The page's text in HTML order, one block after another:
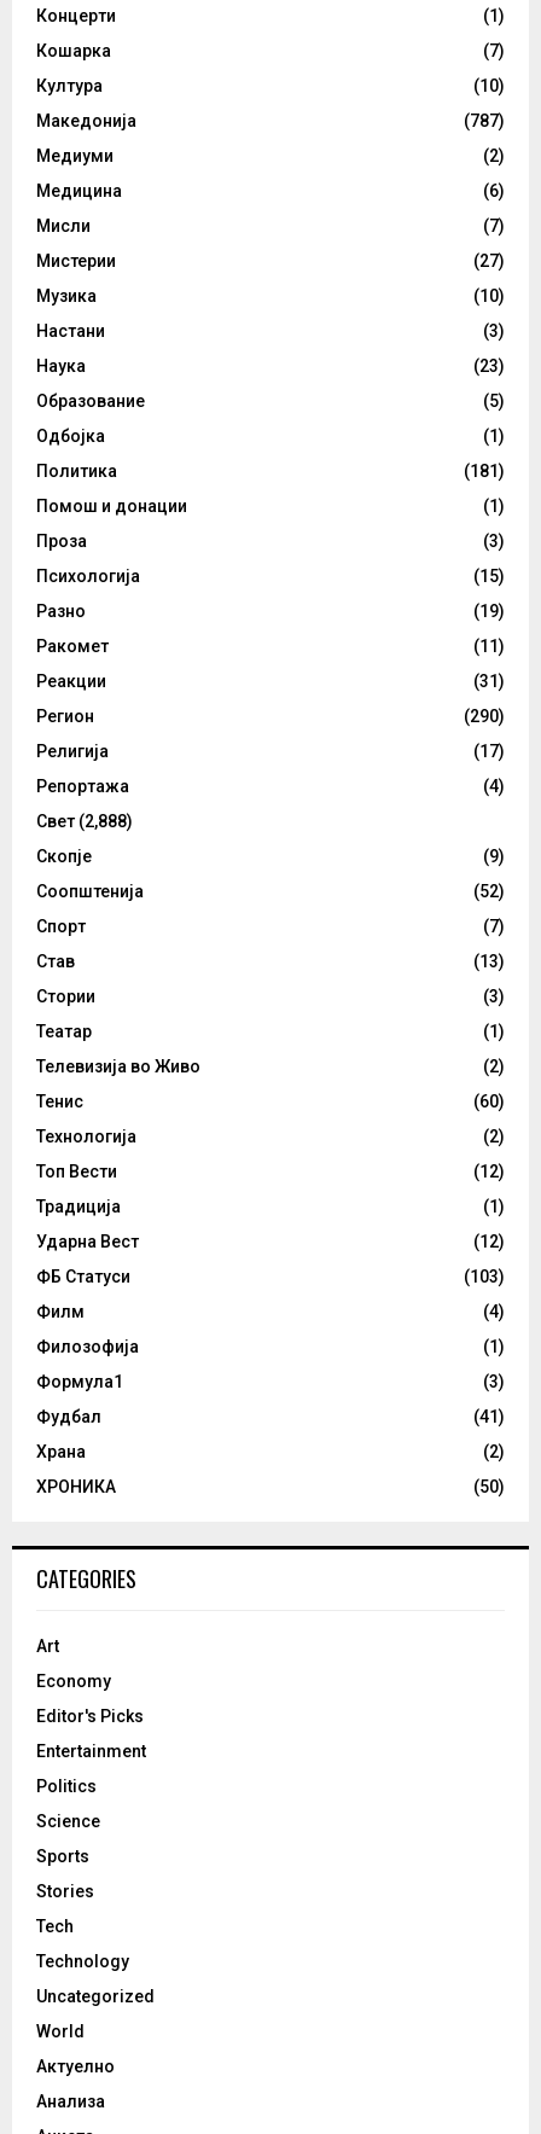
Концерти
(1)
Кошарка
(7)
Култура
(10)
Македонија
(787)
Медиуми
(2)
Медицина
(6)
Мисли
(7)
Мистерии
(27)
Музика
(10)
Настани
(3)
Наука
(23)
Образование
(5)
Одбојка
(1)
Политика
(181)
Помош и донации
(1)
Проза
(3)
Психологија
(15)
Разно
(19)
Ракомет
(11)
Реакции
(31)
Регион
(290)
Религија
(17)
Репортажа
(4)
Свет (2,888)
Скопје
(9)
Соопштенија
(52)
Спорт
(7)
Став
(13)
Стории
(3)
Театар
(1)
Телевизија во Живо
(2)
Тенис
(60)
Технологија
(2)
Топ Вести
(12)
Традиција
(1)
Ударна Вест
(12)
ФБ Статуси
(103)
Филм
(4)
Филозофија
(1)
Формула1
(3)
Фудбал
(41)
Храна
(2)
ХРОНИКА
(50)
CATEGORIES
Art
Economy
Editor's Picks
Entertainment
Politics
Science
Sports
Stories
Tech
Technology
Uncategorized
World
Актуелно
Анализа